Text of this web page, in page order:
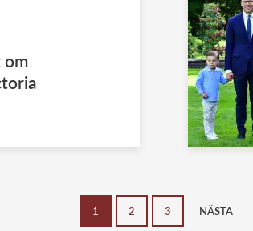
om
1 2 3 NÄSTA